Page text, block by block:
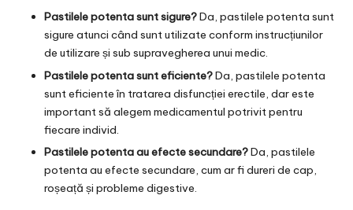
Pastilele potenta sunt sigure?Da, pastilele potenta sunt
sigure atunci când sunt utilizate conform instrucțiunilor
de utilizare și sub supravegherea unui medic.
Pastilele potenta sunt eficiente?Da, pastilele potenta
sunt eficiente în tratarea disfuncției erectile, dar este
important să alegem medicamentul potrivit pentru
fiecare individ.
Pastilele potenta au efecte secundare?Da, pastilele
potenta au efecte secundare, cum ar fi dureri de cap,
roșeață și probleme digestive.